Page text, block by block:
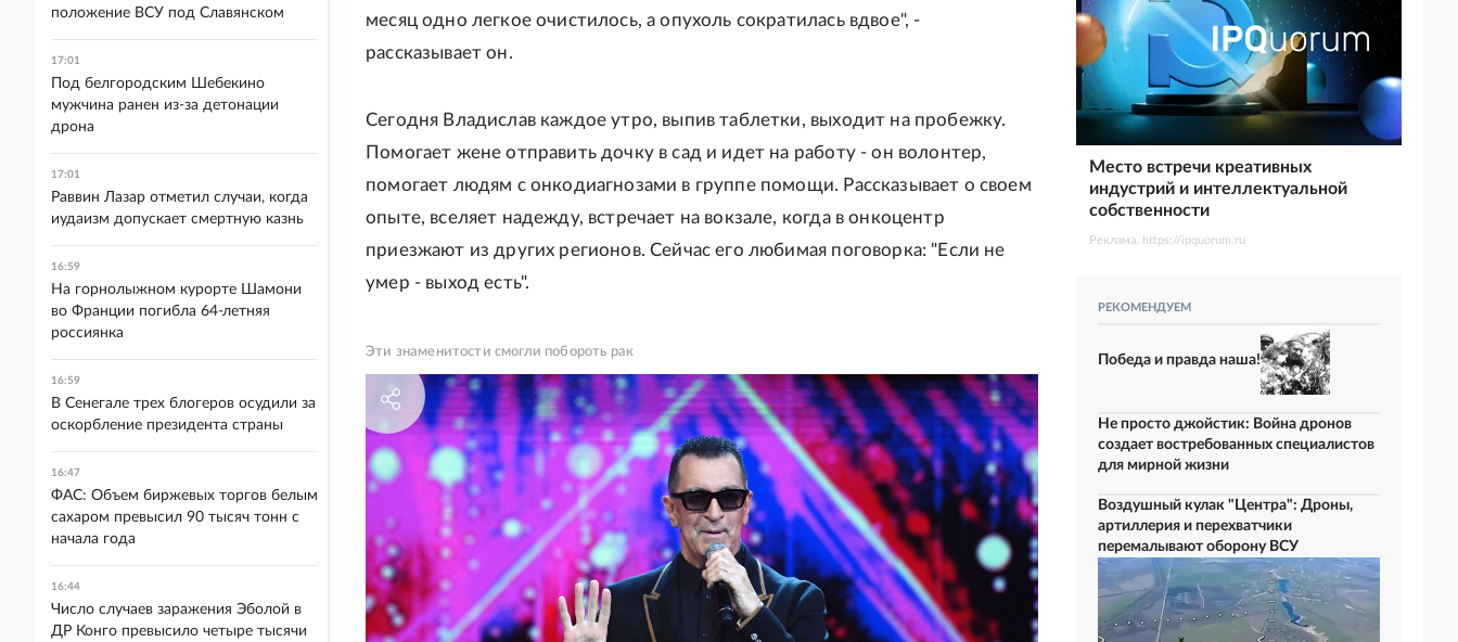
месяц одно легкое очистилось, а опухоль сократилась вдвое", -
рассказывает он.
Сегодня Владислав каждое утро, выпив таблетки, выходит на пробежку.
Помогает жене отправить дочку в сад и идет на работу - он волонтер,
помогает людям с онкодиагнозами в группе помощи. Рассказывает о своем
опыте, вселяет надежду, встречает на вокзале, когда в онкоцентр
приезжают из других регионов. Сейчас его любимая поговорка: "Если не
умер - выход есть".
Эти знаменитости смогли побороть рак
Место встречи креативных
индустрий и интеллектуальной
собственности
Реклама. https://ipquorum.ru
РЕКОМЕНДУЕМ
Победа и правда наша!
Не просто джойстик: Война дронов
создает востребованных специалистов
для мирной жизни
Воздушный кулак "Центра": Дроны,
артиллерия и перехватчики
перемалывают оборону ВСУ
положение ВСУ под Славянском
17:01
Под белгородским Шебекино
мужчина ранен из-за детонации
дрона
17:01
Раввин Лазар отметил случаи, когда
иудаизм допускает смертную казнь
16:59
На горнолыжном курорте Шамони
во Франции погибла 64-летняя
россиянка
16:59
В Сенегале трех блогеров осудили за
оскорбление президента страны
16:47
ФАС: Объем биржевых торгов белым
сахаром превысил 90 тысяч тонн с
начала года
16:44
Число случаев заражения Эболой в
ДР Конго превысило четыре тысячи